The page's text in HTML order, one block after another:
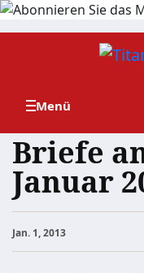
Zum
Briefe
Januar
Jan. 1, 2013